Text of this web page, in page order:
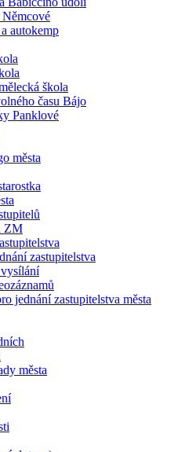
autokemp
škola
času Bájo
Panklové
města
ZM
zastupitelstva
jednání zastupitelstva města
města